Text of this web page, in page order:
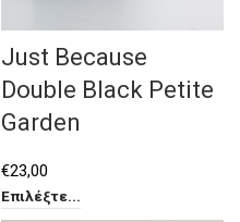
Just Because
Double Black Petite
Garden
€23,00
Επιλέξτε...